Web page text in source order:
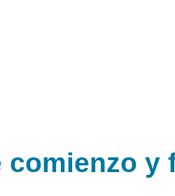
comienzo y